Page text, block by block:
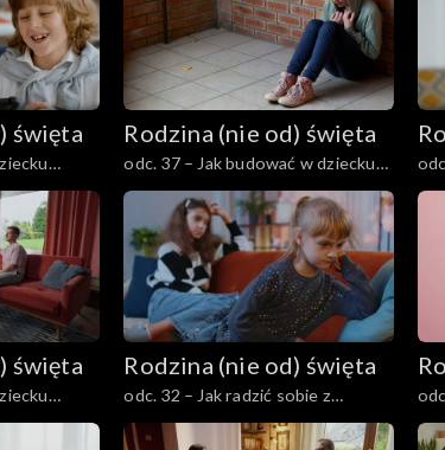
święta
a nie
Rodzina (nie od) święta
odc. 37 – Jak budować w dziecku
empatię i wrażliwość w świecie
hejtu i obojętności
święta Rodzina (nie od) święta
odc. 32 – Jak radzić sobie z
zazdrością między rodzeństwem?
o